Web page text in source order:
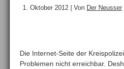
1. Oktober 2012 | Von Der Neusser
Die Internet-Seite der
Problemen nicht erreichbar.